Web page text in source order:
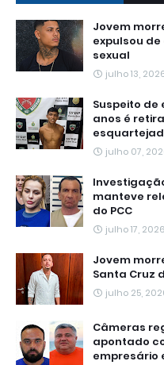
Jovem
expulsou
sexual
julho 13,
Suspeito de
anos é
julho 07,
manteve
do PCC
julho 17, 2026
Jovem
Santa Cruz
julho 25,
Câmeras
apontado
empresário